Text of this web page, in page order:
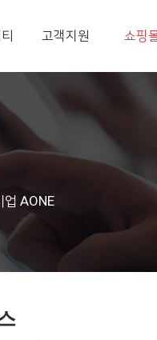
고객지원 쇼핑
AONE